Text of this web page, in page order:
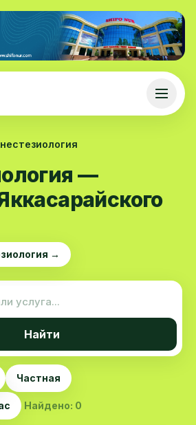
—
→
Найти
Частная
Найдено: 0